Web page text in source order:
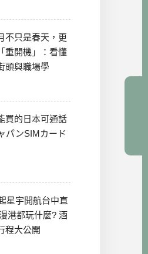
不只是春天，更
重開機」：看懂
頭與職場學
買的日本可通話
パンSIMカード
星宇開航台中直
港都玩什麼? 酒
程大公開